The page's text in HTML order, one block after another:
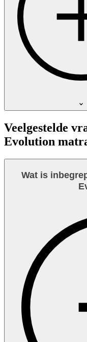
Veelgestelde
Evolution
Wat is